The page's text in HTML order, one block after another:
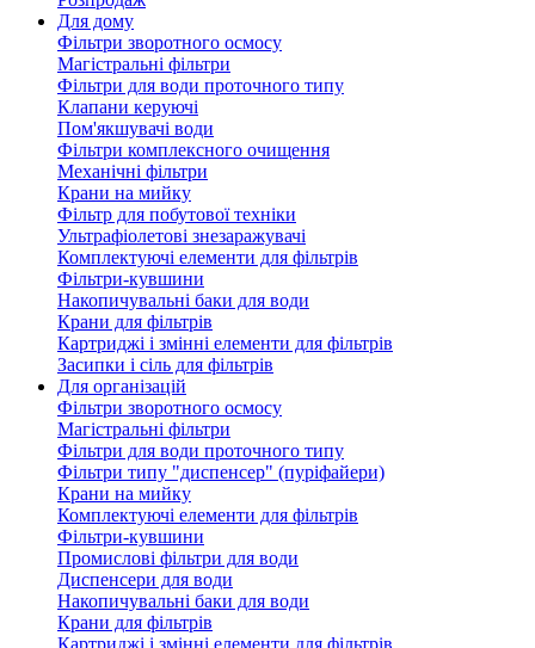
Для дому
Фільтри зворотного осмосу
Магістральні фільтри
Фільтри для води проточного типу
Клапани керуючі
Пом'якшувачі води
Фільтри комплексного очищення
Механічні фільтри
Крани на мийку
Фільтр для побутової техніки
Ультрафіолетові знезаражувачі
Комплектуючі елементи для фільтрів
Фільтри-кувшини
Накопичувальні баки для води
Крани для фільтрів
Картриджі і змінні елементи для фільтрів
Засипки і сіль для фільтрів
Для організацій
Фільтри зворотного осмосу
Магістральні фільтри
Фільтри для води проточного типу
Фільтри типу "диспенсер" (пуріфайери)
Крани на мийку
Комплектуючі елементи для фільтрів
Фільтри-кувшини
Промислові фільтри для води
Диспенсери для води
Накопичувальні баки для води
Крани для фільтрів
Картриджі і змінні елементи для фільтрів